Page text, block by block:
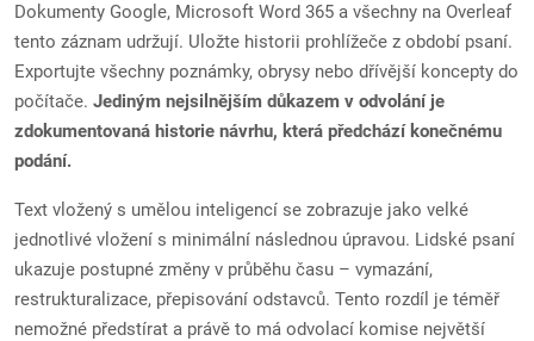
Dokumenty Google, Microsoft Word 365 a všechny na Overleaf
tento záznam udržují. Uložte historii prohlížeče z období psaní.
Exportujte všechny poznámky, obrysy nebo dřívější koncepty do
počítače. Jediným nejsilnějším důkazem v odvolání je
zdokumentovaná historie návrhu, která předchází konečnému
podání.
Text vložený s umělou inteligencí se zobrazuje jako velké
jednotlivé vložení s minimální následnou úpravou. Lidské psaní
ukazuje postupné změny v průběhu času – vymazání,
restrukturalizace, přepisování odstavců. Tento rozdíl je téměř
nemožné předstírat a právě to má odvolací komise největší